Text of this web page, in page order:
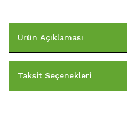
Ürün Açıklaması
Taksit Seçenekleri